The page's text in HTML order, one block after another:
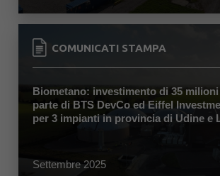
COMUNICATI STAMPA
Biometano: investimento di 35
parte di BTS DevCo ed Eiffel
per 3 impianti in provincia di Udine e
Settembre 2025